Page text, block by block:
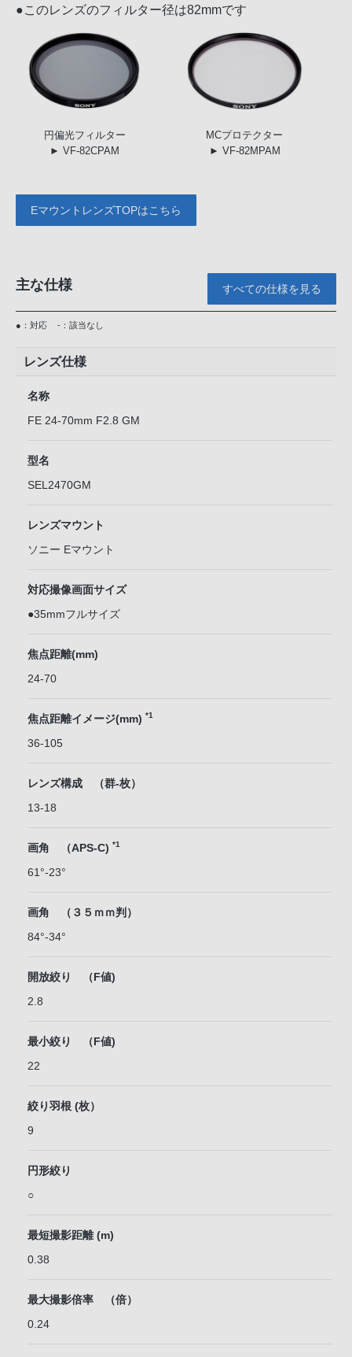
●このレンズのフィルター径は82mmです
円偏光フィルター
► VF-82CPAM
MCプロテクター
► VF-82MPAM
EマウントレンズTOPはこちら
主な仕様 すべての仕様を見る
●：対応 -：該当なし
レンズ仕様
名称
FE 24-70mm F2.8 GM
型名
SEL2470GM
レンズマウント
ソニー Eマウント
対応撮像画面サイズ
●35mmフルサイズ
焦点距離(mm)
24-70
焦点距離イメージ(mm) *1
36-105
レンズ構成 （群-枚）
13-18
画角 （APS-C) *1
61°-23°
画角 （３５ｍｍ判）
84°-34°
開放絞り （F値)
2.8
最小絞り （F値)
22
絞り羽根 (枚）
9
円形絞り
○
最短撮影距離 (m)
0.38
最大撮影倍率 （倍）
0.24